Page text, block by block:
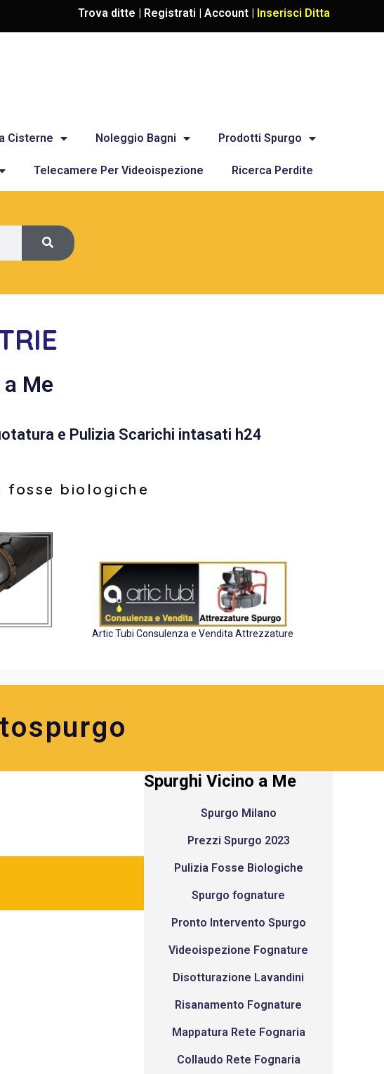
Trova ditte | Registrati | Account | Inserisci Ditta
Cisterne Noleggio Bagni Prodotti Spurgo
Telecamere Per Videoispezione Ricerca Perdite
Me
e Pulizia Scarichi intasati h24
fosse biologiche
Artic Tubi Consulenza e Vendita Attrezzature
Spurghi Vicino a Me
Spurgo Milano
Prezzi Spurgo 2023
Pulizia Fosse Biologiche
Spurgo fognature
Pronto Intervento Spurgo
Videoispezione Fognature
Disotturazione Lavandini
Risanamento Fognature
Mappatura Rete Fognaria
Collaudo Rete Fognaria